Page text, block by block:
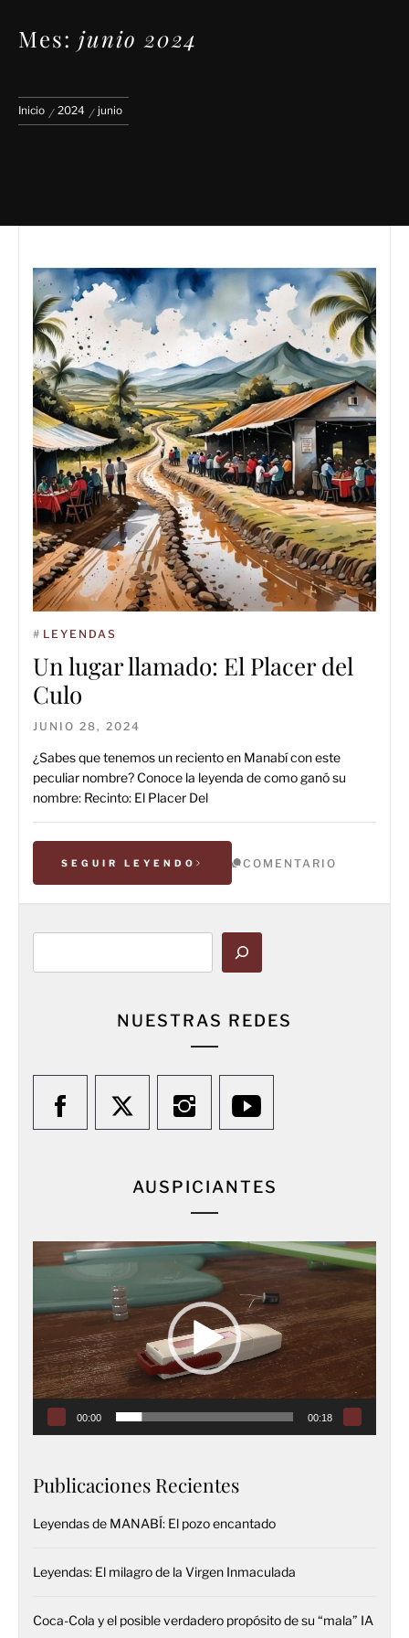
Mes: junio 2024
Inicio 2024 junio
# LEYENDAS
Un lugar llamado: El Placer del
Culo
JUNIO 28, 2024
¿Sabes que tenemos un reciento en Manabí con este
peculiar nombre? Conoce la leyenda de como ganó su
nombre: Recinto: El Placer Del
SEGUIR LEYENDO COMENTARIO
NUESTRAS REDES
AUSPICIANTES
Reproductor
de
00:00 00:18
Publicaciones Recientes
Leyendas de MANABÍ: El pozo encantado
Leyendas: El milagro de la Virgen Inmaculada
Coca-Cola y el posible verdadero propósito de su “mala” IA